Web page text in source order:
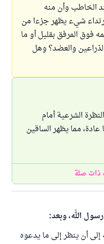
الخاطب وأن منه
شيء يظهر جزءا من
فوق المرفق بقليل أو ما
والعضد؟ وهل
الشرعية أمام
مما يظهر الساقين
صلة
الله، وبعد:
أن ينظر إلى ما يدعوه